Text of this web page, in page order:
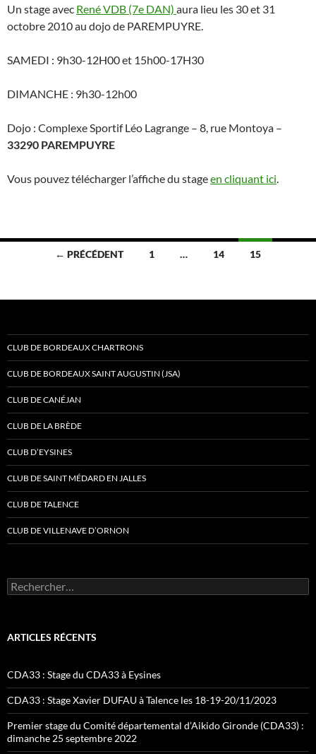
Un stage avec René VDB (7e DAN) aura lieu les 30 et 31
octobre 2010 au dojo de PAREMPUYRE.
SAMEDI : 9h30-12H00 et 15h00-17H30
DIMANCHE : 9h30-12h00
Dojo : Complexe Sportif Léo Lagrange – 8, rue Montoya –
33290 PAREMPUYRE
Vous pouvez télécharger l’affiche du stageen cliquant ici.
Navigation
articles
← PRÉCÉDENT 1 … 14 15
CLUB DE BORDEAUX CHARTRONS
CLUB DE BORDEAUX SAINT AUGUSTIN (JSA)
CLUB DE CANÉJAN
CLUB DE LA BRÈDE
CLUB D’EYSINES
CLUB DE SAINT MÉDARD EN JALLES
CLUB DE TALENCE
CLUB DE VILLENAVE D’ORNON
Rechercher :
ARTICLES RÉCENTS
CDA33 : Stage du CDA33 à Eysines
CDA33 : Stage Xavier DUFAU à Talence les 18-19-20/11/2023
Premier stage du Comité départemental d’Aikido Gironde (CDA33) :
dimanche 25 septembre 2022